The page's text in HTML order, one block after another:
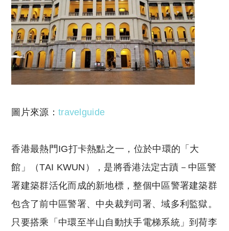
圖片來源： travelguide
香港最熱門IG打卡熱點之一，位於中環的「大
館」（TAI KWUN），是將香港法定古蹟－中區警
署建築群活化而成的新地標，整個中區警署建築群
包含了前中區警署、中央裁判司署、域多利監獄。
只要搭乘「中環至半山自動扶手電梯系統」到荷李